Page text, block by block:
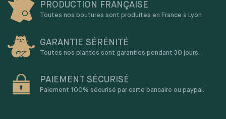
PRODUCTION FRANÇAISE
Toutes nos boutures sont produites en France à Lyon
GARANTIE SÉRÉNITÉ
Toutes nos plantes sont garanties pendant 30 jours.
PAIEMENT SÉCURISÉ
Paiement 100% sécurisé par carte bancaire ou paypal.